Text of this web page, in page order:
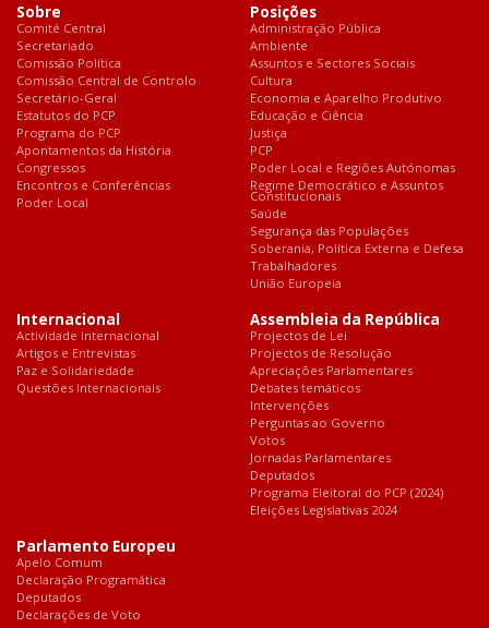
Sobre
Comité Central
Secretariado
Comissão Política
Comissão Central de Controlo
Secretário-Geral
Estatutos do PCP
Programa do PCP
Apontamentos da História
Congressos
Encontros e Conferências
Poder Local
Posições
Administração Pública
Ambiente
Assuntos e Sectores Sociais
Cultura
Economia e Aparelho Produtivo
Educação e Ciência
Justiça
PCP
Poder Local e Regiões Autónomas
Regime Democrático e Assuntos
Constitucionais
Saúde
Segurança das Populações
Soberania, Política Externa e Defesa
Trabalhadores
União Europeia
Internacional
Actividade Internacional
Artigos e Entrevistas
Paz e Solidariedade
Questões Internacionais
Assembleia da República
Projectos de Lei
Projectos de Resolução
Apreciações Parlamentares
Debates temáticos
Intervenções
Perguntas ao Governo
Votos
Jornadas Parlamentares
Deputados
Programa Eleitoral do PCP (2024)
Eleições Legislativas 2024
Parlamento Europeu
Apelo Comum
Declaração Programática
Deputados
Declarações de Voto